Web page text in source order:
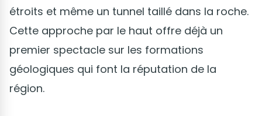
étroits et même un tunnel taillé dans la roche.
Cette approche par le haut offre déjà un
premier spectacle sur les formations
géologiques qui font la réputation de la
région.